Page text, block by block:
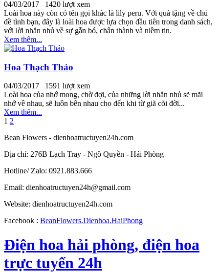
04/03/2017
1420 lượt xem
Loài hoa này còn có tên gọi khác là lily peru. Với quà tặng về chủ
đề tình bạn, đây là loài hoa được lựa chọn đầu tiên trong danh sách,
với lời nhắn nhủ về sự gắn bó, chân thành và niềm tin.
Xem thêm...
Hoa Thạch Thảo
04/03/2017
1591 lượt xem
Loài hoa của nhớ mong, chờ đợi, của những lời nhắn nhủ sẽ mãi
nhớ về nhau, sẽ luôn bên nhau cho đến khi từ giã cõi đời...
Xem thêm...
1 2
Bean Flowers - dienhoatructuyen24h.com
Địa chỉ: 276B Lạch Tray - Ngô Quyền - Hải Phòng
Hotline/ Zalo: 0921.883.666
Email: dienhoatructuyen24h@gmail.com
Website: dienhoatructuyen24h.com
Facebook : BeanFlowers.Dienhoa.HaiPhong
Điện hoa hải phòng, điện hoa
trực tuyến 24h